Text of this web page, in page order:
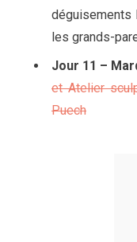
déguisements
les grands-
Jour 11 –
et Atelier
Puech